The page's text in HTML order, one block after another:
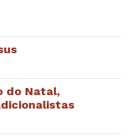
do Natal,